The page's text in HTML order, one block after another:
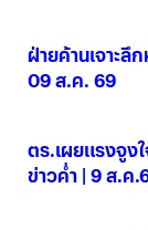
ฝ่ายค้านเจาะลึ
09 ส.ค. 69
ตร.เผยแรงจูงใ
ข่าวค่ำ | 9 ส.ค